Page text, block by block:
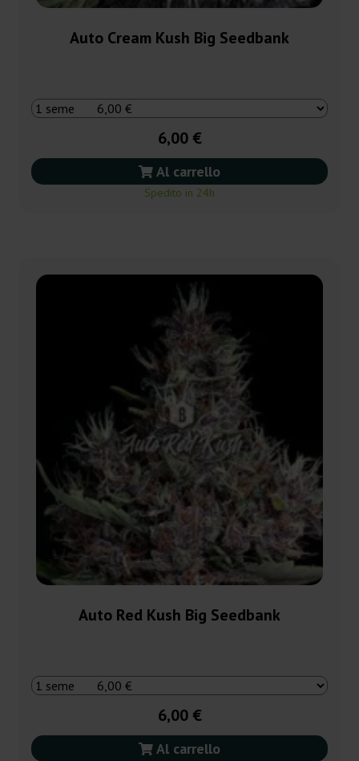
Auto Cream Kush Big Seedbank
6,00 €
Al carrello
Spedito in 24h
Auto Red Kush Big Seedbank
6,00 €
Al carrello